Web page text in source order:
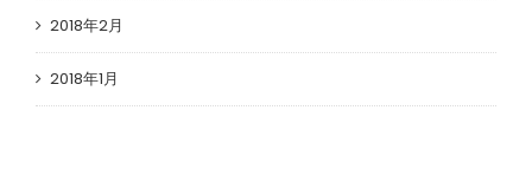
2018年2月
2018年1月